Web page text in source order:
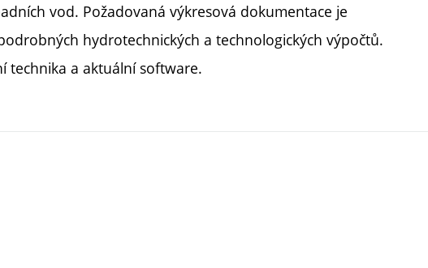
vod. Požadovaná výkresová dokumentace je
hydrotechnických a technologických výpočtů.
technika a aktuální software.